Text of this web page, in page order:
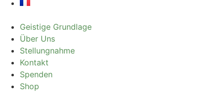
Geistige Grundlage
Über Uns
Stellungnahme
Kontakt
Spenden
Shop